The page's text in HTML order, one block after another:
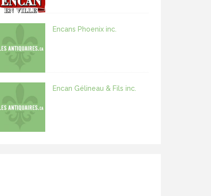
Encans Phoenix inc.
Encan Gélineau & Fils inc.